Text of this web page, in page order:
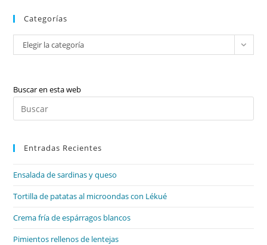
Categorías
Categorías
Elegir la categoría
Buscar en esta web
Entradas Recientes
Ensalada de sardinas y queso
Tortilla de patatas al microondas con Lékué
Crema fría de espárragos blancos
Pimientos rellenos de lentejas